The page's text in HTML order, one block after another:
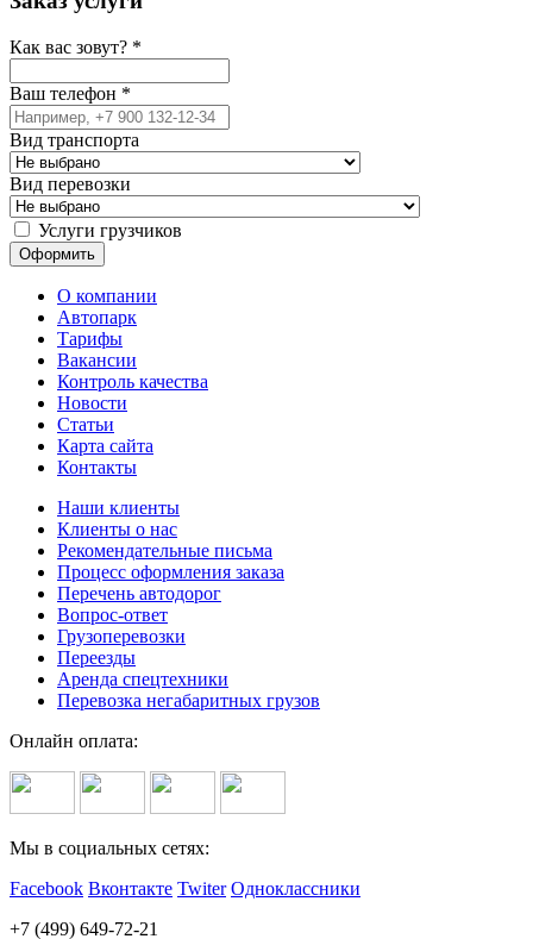
Как вас зовут? *
Ваш телефон *
Вид транспорта
Вид перевозки
Услуги грузчиков
О компании
Автопарк
Тарифы
Вакансии
Контроль качества
Новости
Статьи
Карта сайта
Контакты
Наши клиенты
Клиенты о нас
Рекомендательные письма
Процесс оформления заказа
Перечень автодорог
Вопрос-ответ
Грузоперевозки
Переезды
Аренда спецтехники
Перевозка негабаритных грузов
Онлайн оплата:
Мы в социальных сетях:
Facebook Вконтакте Twiter Одноклассники
+7 (499) 649-72-21